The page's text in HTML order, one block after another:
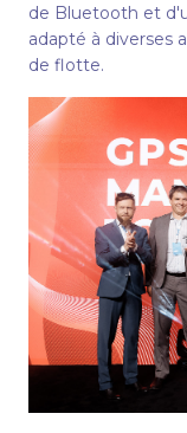
de Bluetooth et
adapté à diverses
de flotte.